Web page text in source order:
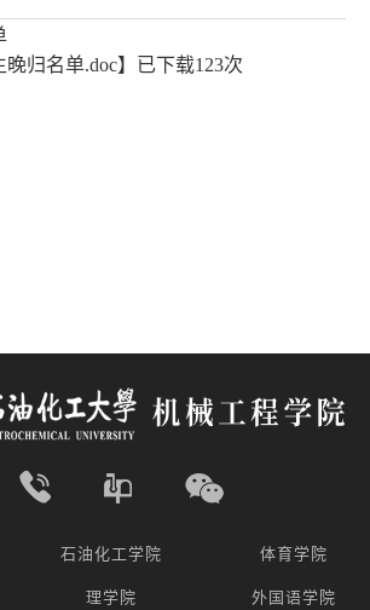
晚归名单.doc】已下载123次
石油化工学院 体育学院
理学院 外国语学院